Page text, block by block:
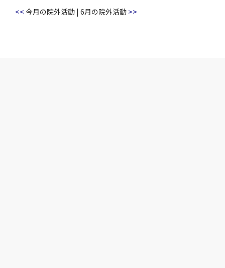
<< 今月の院外活動 | 6月の院外活動 >>